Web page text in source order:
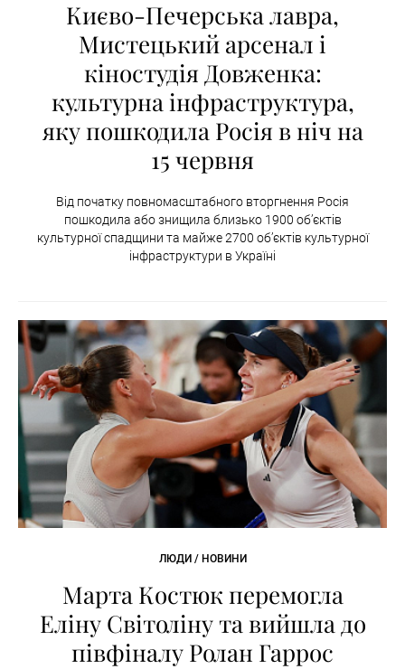
Києво-Печерська лавра,
Мистецький арсенал і
кіностудія Довженка:
культурна інфраструктура,
яку пошкодила Росія в ніч на
15 червня
Від початку повномасштабного вторгнення Росія
пошкодила або знищила близько 1900 об’єктів
культурної спадщини та майже 2700 об’єктів культурної
інфраструктури в Україні
ЛЮДИ / НОВИНИ
Марта Костюк перемогла
Еліну Світоліну та вийшла до
півфіналу Ролан Гаррос